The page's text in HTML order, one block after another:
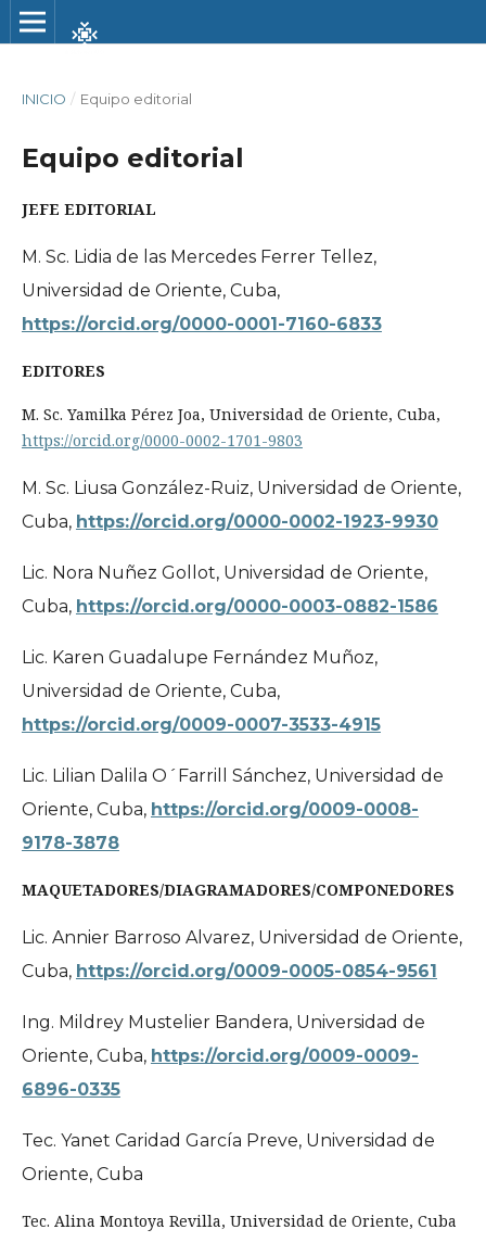
INICIO / Equipo editorial
Equipo editorial
JEFE EDITORIAL
M. Sc. Lidia de las Mercedes Ferrer Tellez,
Universidad de Oriente, Cuba,
https://orcid.org/0000-0001-7160-6833
EDITORES
M. Sc. Yamilka Pérez Joa, Universidad de Oriente, Cuba,
https://orcid.org/0000-0002-1701-9803
M. Sc. Liusa González-Ruiz, Universidad de Oriente,
Cuba, https://orcid.org/0000-0002-1923-9930
Lic. Nora Nuñez Gollot, Universidad de Oriente,
Cuba, https://orcid.org/0000-0003-0882-1586
Lic. Karen Guadalupe Fernández Muñoz,
Universidad de Oriente, Cuba,
https://orcid.org/0009-0007-3533-4915
Lic. Lilian Dalila O´Farrill Sánchez, Universidad de
Oriente, Cuba, https://orcid.org/0009-0008-
9178-3878
MAQUETADORES/DIAGRAMADORES/COMPONEDORES
Lic. Annier Barroso Alvarez, Universidad de Oriente,
Cuba, https://orcid.org/0009-0005-0854-9561
Ing. Mildrey Mustelier Bandera, Universidad de
Oriente, Cuba, https://orcid.org/0009-0009-
6896-0335
Tec. Yanet Caridad García Preve, Universidad de
Oriente, Cuba
Tec. Alina Montoya Revilla, Universidad de Oriente, Cuba